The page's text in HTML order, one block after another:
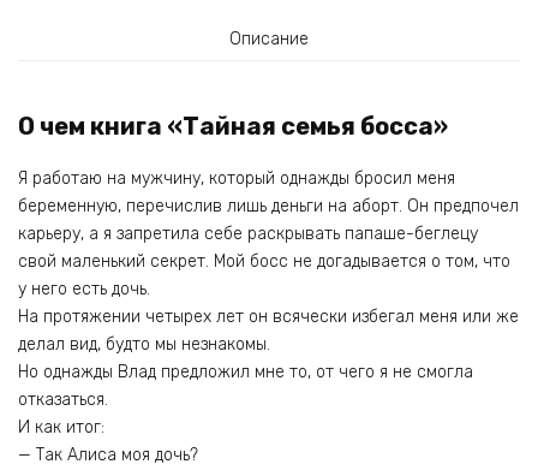
Описание
О чем книга «Тайная семья босса»
Я работаю на мужчину, который однажды бросил меня
беременную, перечислив лишь деньги на аборт. Он предпочел
карьеру, а я запретила себе раскрывать папаше-беглецу
свой маленький секрет. Мой босс не догадывается о том, что
у него есть дочь.
На протяжении четырех лет он всячески избегал меня или же
делал вид, будто мы незнакомы.
Но однажды Влад предложил мне то, от чего я не смогла
отказаться.
И как итог:
— Так Алиса моя дочь?